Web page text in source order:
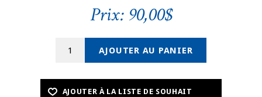
Prix: 90,00$